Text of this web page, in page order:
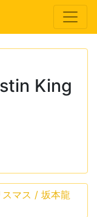
King
マス / 坂本龍